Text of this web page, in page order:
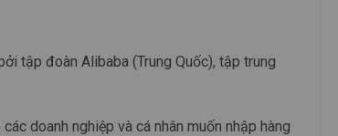
tập đoàn Alibaba (Trung Quốc), tập trung
doanh nghiệp và cá nhân muốn nhập hàng